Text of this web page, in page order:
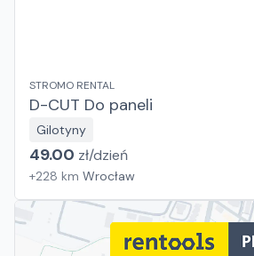
STROMO RENTAL
D-CUT Do paneli
Gilotyny
49.00 zł/dzień
+228 km Wrocław